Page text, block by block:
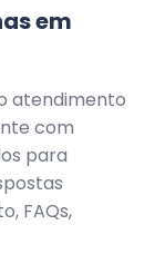
em
atendimento
com
para
FAQs,